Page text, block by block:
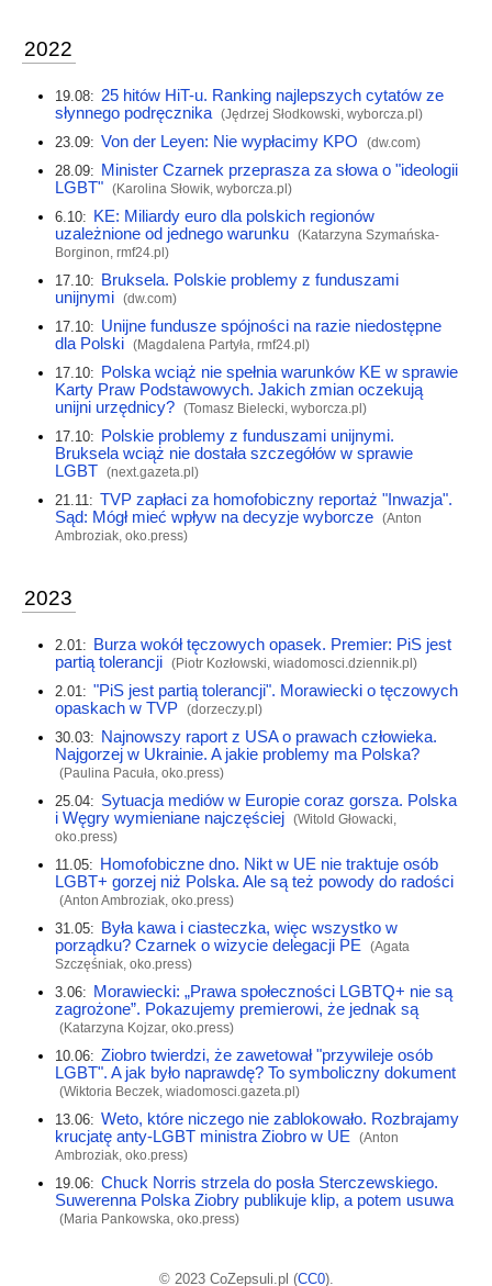
2022
19.08: 25 hitów HiT-u. Ranking najlepszych cytatów ze
słynnego podręcznika (Jędrzej Słodkowski, wyborcza.pl)
23.09: Von der Leyen: Nie wypłacimy KPO (dw.com)
28.09: Minister Czarnek przeprasza za słowa o "ideologii
LGBT" (Karolina Słowik, wyborcza.pl)
6.10: KE: Miliardy euro dla polskich regionów
uzależnione od jednego warunku (Katarzyna Szymańska-
Borginon, rmf24.pl)
17.10: Bruksela. Polskie problemy z funduszami
unijnymi (dw.com)
17.10: Unijne fundusze spójności na razie niedostępne
dla Polski (Magdalena Partyła, rmf24.pl)
17.10: Polska wciąż nie spełnia warunków KE w sprawie
Karty Praw Podstawowych. Jakich zmian oczekują
unijni urzędnicy? (Tomasz Bielecki, wyborcza.pl)
17.10: Polskie problemy z funduszami unijnymi.
Bruksela wciąż nie dostała szczegółów w sprawie
LGBT (next.gazeta.pl)
21.11: TVP zapłaci za homofobiczny reportaż "Inwazja".
Sąd: Mógł mieć wpływ na decyzje wyborcze (Anton
Ambroziak, oko.press)
2023
2.01: Burza wokół tęczowych opasek. Premier: PiS jest
partią tolerancji (Piotr Kozłowski, wiadomosci.dziennik.pl)
2.01: "PiS jest partią tolerancji". Morawiecki o tęczowych
opaskach w TVP (dorzeczy.pl)
30.03: Najnowszy raport z USA o prawach człowieka.
Najgorzej w Ukrainie. A jakie problemy ma Polska?
(Paulina Pacuła, oko.press)
25.04: Sytuacja mediów w Europie coraz gorsza. Polska
i Węgry wymieniane najczęściej (Witold Głowacki,
oko.press)
11.05: Homofobiczne dno. Nikt w UE nie traktuje osób
LGBT+ gorzej niż Polska. Ale są też powody do radości
(Anton Ambroziak, oko.press)
31.05: Była kawa i ciasteczka, więc wszystko w
porządku? Czarnek o wizycie delegacji PE
(Agata
Szczęśniak, oko.press)
3.06: Morawiecki: „Prawa społeczności LGBTQ+ nie są
zagrożone”. Pokazujemy premierowi, że jednak są
(Katarzyna Kojzar, oko.press)
10.06: Ziobro twierdzi, że zawetował "przywileje osób
LGBT". A jak było naprawdę? To symboliczny dokument
(Wiktoria Beczek, wiadomosci.gazeta.pl)
13.06: Weto, które niczego nie zablokowało. Rozbrajamy
krucjatę anty-LGBT ministra Ziobro w UE
(Anton
Ambroziak, oko.press)
19.06: Chuck Norris strzela do posła Sterczewskiego.
Suwerenna Polska Ziobry publikuje klip, a potem usuwa
(Maria Pankowska, oko.press)
© 2023 CoZepsuli.pl (CC0).